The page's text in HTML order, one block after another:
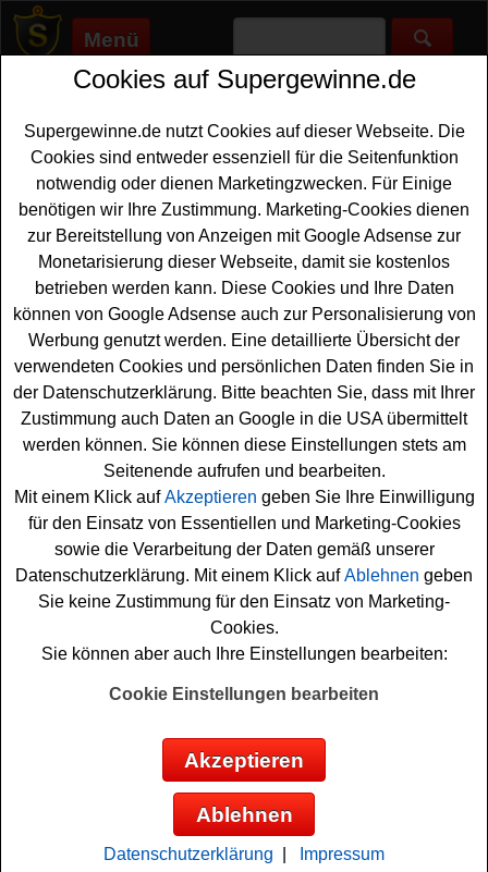
Menü
Supergewinne.de>Gewinnspiele>Sonstige Gewinnspiele
Anzeige:
Anzeige:
DM Gewinnspiel - Bade-
Produktpakete gewinnen
Ein kostenloses DM Gewinnspiel für alle, die gern ein
tollesProduktpaket gewinnenmöchten. Der dm
Drogeriemarkt verlost insgesamt 25 nanoo kids
Badepakete mit Sprudelbad, 2x Schaumbad, Badetabs
und Spielzeug. Mit etwas Glück können Sie ein solches
Produktset gewinnenmöchten, sollten Sie gleich bei
dem DM Gewinnspiel mitmachen und Ihr Glück
versuchen. Dafür müssen Sie bei DM angemeldet sein
und eine kleine Preisfrage beantworten. Viel Glück
dabei!
DM verlost 25 schöne Produktpakete
Anzeige:
Cookies auf Supergewinne.de
Supergewinne.de nutzt Cookies auf dieser Webseite. Die
Cookies sind entweder essenziell für die Seitenfunktion
notwendig oder dienen Marketingzwecken. Für Einige
benötigen wir Ihre Zustimmung. Marketing-Cookies dienen
zur Bereitstellung von Anzeigen mit Google Adsense zur
Monetarisierung dieser Webseite, damit sie kostenlos
betrieben werden kann. Diese Cookies und Ihre Daten
können von Google Adsense auch zur Personalisierung von
Werbung genutzt werden. Eine detaillierte Übersicht der
verwendeten Cookies und persönlichen Daten finden Sie in
der Datenschutzerklärung. Bitte beachten Sie, dass mit Ihrer
Zustimmung auch Daten an Google in die USA übermittelt
werden können. Sie können diese Einstellungen stets am
Seitenende aufrufen und bearbeiten.
Mit einem Klick aufAkzeptieren geben Sie Ihre Einwilligung
für den Einsatz von Essentiellen und Marketing-Cookies
sowie die Verarbeitung der Daten gemäß unserer
Datenschutzerklärung. Mit einem Klick aufAblehnen geben
Sie keine Zustimmung für den Einsatz von Marketing-
Cookies.
Sie können aber auch Ihre Einstellungen bearbeiten:
Cookie Einstellungen bearbeiten
Akzeptieren
Ablehnen
Datenschutzerklärung Impressum